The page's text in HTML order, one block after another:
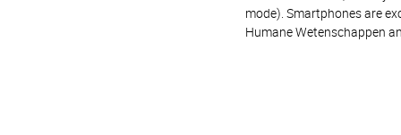
mode). Smartphones are
Humane Wetenschappen